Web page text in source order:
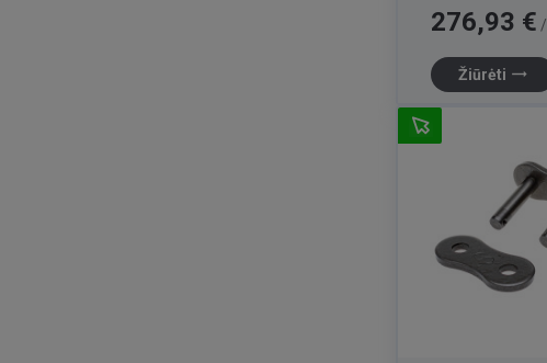
Kaina
276,93 €
Žiūrėti trending_flat